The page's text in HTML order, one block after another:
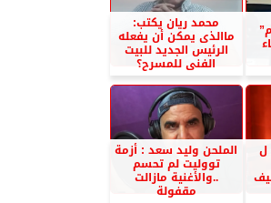
محمد ريان يكتب:
ماالذى يمكن أن يفعله
الرئيس الجديد للبيت
الفنى للمسرح؟
ل الملحن وليد سعد : أزمة
تووليت لم تحسم
..والأغنية مازالت
مقفولة